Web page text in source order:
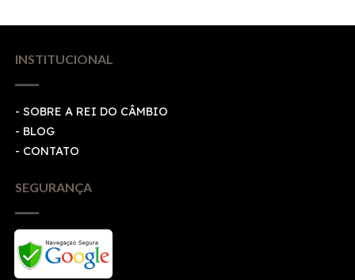
INSTITUCIONAL
- SOBRE A REI DO CÂMBIO
- BLOG
- CONTATO
SEGURANÇA